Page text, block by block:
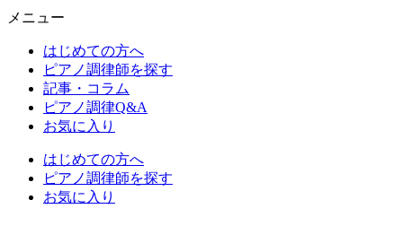
メニュー
はじめての方へ
ピアノ調律師を探す
記事・コラム
ピアノ調律Q&A
お気に入り
はじめての方へ
ピアノ調律師を探す
お気に入り